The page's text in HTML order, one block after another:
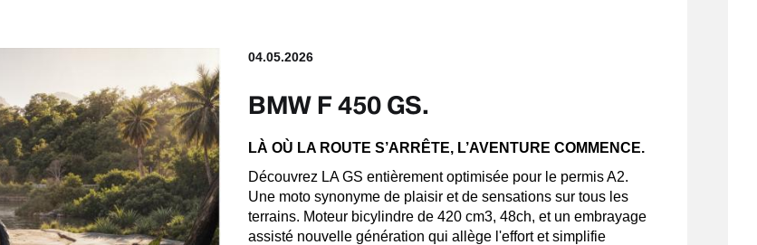
04.05.2026
BMW F 450 GS.
LÀ OÙ LA ROUTE S’ARRÊTE, L’AVENTURE COMMENCE.
Découvrez LA GS entièrement optimisée pour le permis A2.
Une moto synonyme de plaisir et de sensations sur tous les
terrains. Moteur bicylindre de 420 cm3, 48ch, et un embrayage
assisté nouvelle génération qui allège l'effort et simplifie